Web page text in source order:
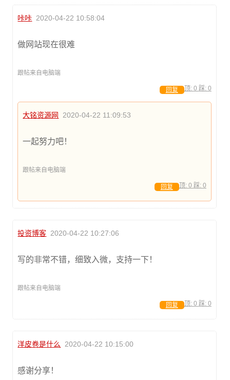
咔咔 2020-04-22 10:58:04
做网站现在很难
跟帖来自电脑端
顶: 0 踩: 0
回复
大铭资源网 2020-04-22 11:09:53
一起努力吧！
跟帖来自电脑端
顶: 0 踩: 0
回复
投资博客 2020-04-22 10:27:06
写的非常不错，细致入微，支持一下！
跟帖来自电脑端
顶: 0 踩: 0
回复
洋皮卷是什么 2020-04-22 10:15:00
感谢分享！